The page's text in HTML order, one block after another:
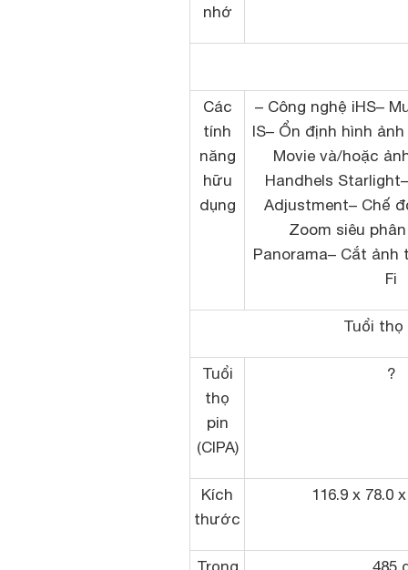
nhớ
Các
tính
năng
hữu
dụng
– Công nghệ iHS–
IS– Ổn định hình
Movie và/hoặc
Handhels
Adjustment– Chế
Zoom siêu
Panorama– Cắt ảnh
Fi
Tuổi
Tuổi
thọ
pin
(CIPA)
?
Kích
thước
116.9 x 78.0
Trọng 485